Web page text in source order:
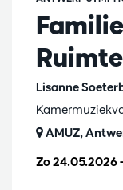
Lisanne
Zo 24.05.2026
AMUZ,